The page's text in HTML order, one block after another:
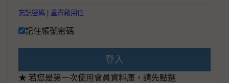
忘記密碼 重寄啟用信
記住帳號密碼
登入
★ 若您是第一次使用會員資料庫，請先點選